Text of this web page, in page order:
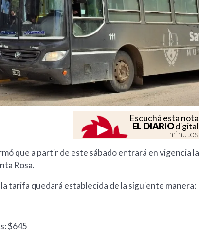
Escuchá esta nota
EL DIARIOdigital
minutos
que a partir de este sábado entrará en vigencia la
Rosa.
tarifa quedará establecida de la siguiente manera:
$645